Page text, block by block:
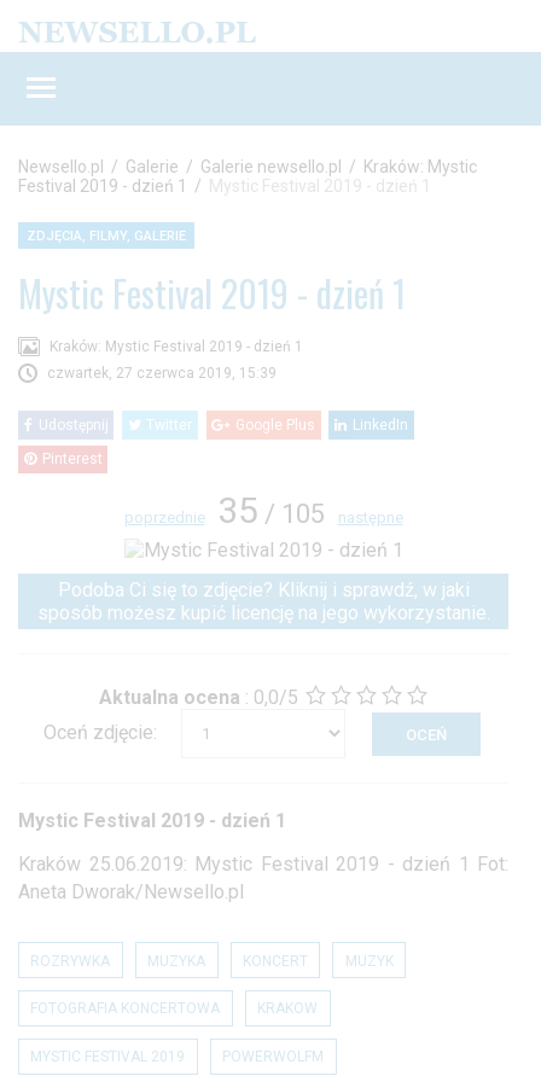
Newsello.pl / Galerie / Galerie newsello.pl / Kraków: Mystic
Festival 2019 - dzień 1
/ Mystic Festival 2019 - dzień 1
ZDJĘCIA, FILMY, GALERIE
Mystic Festival 2019 - dzień 1
Kraków: Mystic Festival 2019 - dzień 1
czwartek, 27 czerwca 2019, 15:39
Udostępnij Twitter Google Plus LinkedIn
Pinterest
poprzednie 35 / 105 następne
Podoba Ci się to zdjęcie? Kliknij i sprawdź, w jaki
sposób możesz kupić licencję na jego wykorzystanie.
Aktualna ocena : 0,0/5
Oceń zdjęcie:
Mystic Festival 2019 - dzień 1
Kraków 25.06.2019: Mystic Festival 2019 - dzień 1 Fot:
Aneta Dworak/Newsello.pl
ROZRYWKA MUZYKA KONCERT MUZYK
FOTOGRAFIA KONCERTOWA KRAKOW
MYSTIC FESTIVAL 2019 POWERWOLFM